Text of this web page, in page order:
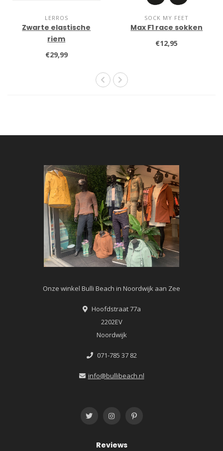
LERROS
Zwarte elastische
riem
€29,99
SOCK MY FEET
Max F1 race sokken
€12,95
Onze winkel Bulli Beach in Noordwijk aan Zee
Hoofdstraat 77a
2202EV
Noordwijk
071-785 37 82
info@bullibeach.nl
Reviews